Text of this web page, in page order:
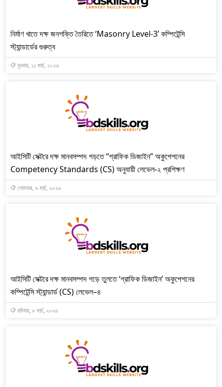
নির্মাণ খাতে দক্ষ জনশক্তি তৈরিতে ‘Masonry Level-3’ কম্পিটেন্সি
স্ট্যান্ডার্ডের গুরুত্ব
বুধবার, ১১ মার্চ, ২০২৬
আইসিটি সেক্টরে দক্ষ মানবসম্পদ গড়তে “গ্রাফিক ডিজাইন” অকুপেশনের
Competency Standards (CS) অনুযায়ী লেভেল-২ প্রশিক্ষণ
সোমবার, ৯ মার্চ, ২০২৬
আইসিটি সেক্টরে দক্ষ মানবসম্পদ গড়ে তুলতে ‘গ্রাফিক ডিজাইন’ অকুপেশনের
কম্পিটেন্সি স্ট্যান্ডার্ড (CS) লেভেল–৪
রবিবার, ৮ মার্চ, ২০২৬